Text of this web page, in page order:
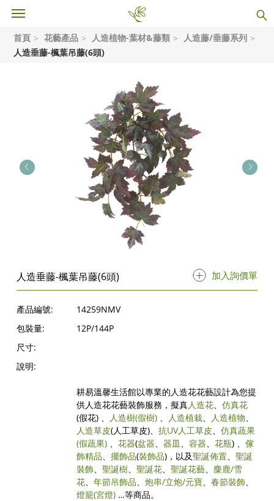
首頁 花藝產品 人造植物-葉材&藤類
人造藤/垂藤系列
人造垂藤-楓葉吊藤(6頭)
人造垂藤-楓葉吊藤(6頭) 加入詢價單
產品編號:
14259NMV
包裝量:
12P/144P
尺寸:
說明:
耕易溫馨生活館以專業的人造花花藝設計為您提
供人造花花藝裝飾服務，擬真人造花、仿真花
(假花) 、 人造樹(假樹) 、 人造植栽、 人造植物、
人造草皮(人工草皮)、抗UV人工草皮、仿真蔬果
(假蔬果) 、花器(盆器、器皿、容器、花瓶) 、傢
飾精品、擺飾品(裝飾品)，以及聖誕佈置、聖誕
裝飾、聖誕樹、聖誕花、聖誕花藝、 麋鹿/雪
花、年節吊飾品、炮串/立炮/元寶、春節裝飾、
燈籠(宮燈) …等商品。